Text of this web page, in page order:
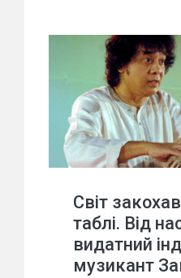
Світ
таблі. Від
видатний
музикант